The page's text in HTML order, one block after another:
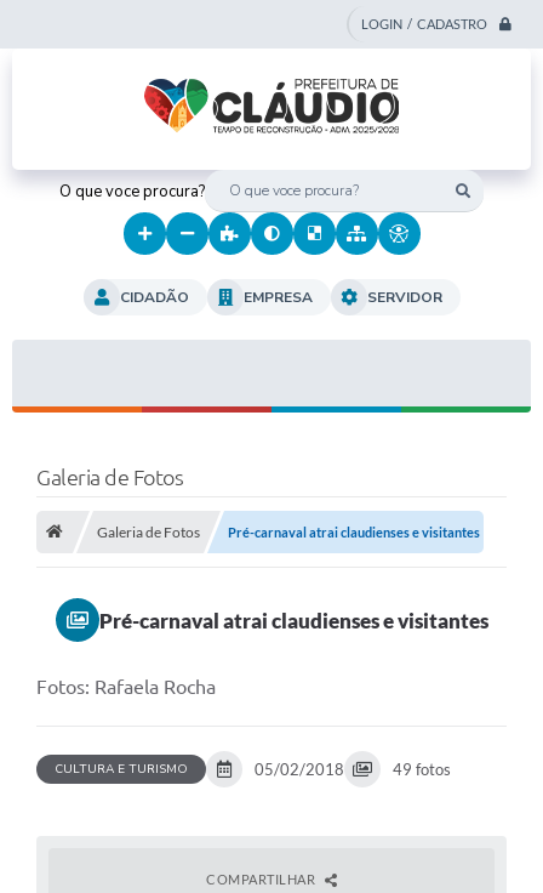
LOGIN / CADASTRO
O que voce procura?
CIDADÃO EMPRESA SERVIDOR
Galeria de Fotos
Galeria de Fotos Pré-carnaval atrai claudienses e visitantes
Pré-carnaval atrai claudienses e visitantes
Fotos: Rafaela Rocha
CULTURA E TURISMO 05/02/2018 49 fotos
COMPARTILHAR